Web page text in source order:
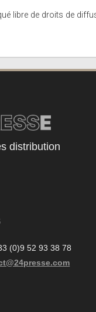
libre de droits de
distribution
(0)9 52 93 38 78